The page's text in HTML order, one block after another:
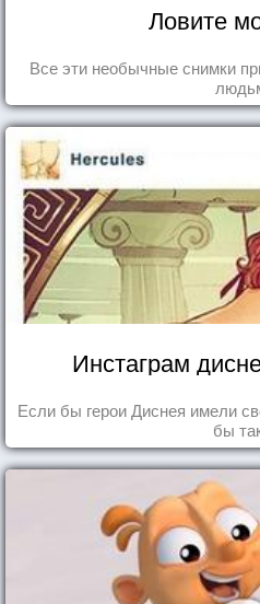
Ловите
Все эти необычные снимки
Инстаграм
Если бы герои Диснея имели
бы